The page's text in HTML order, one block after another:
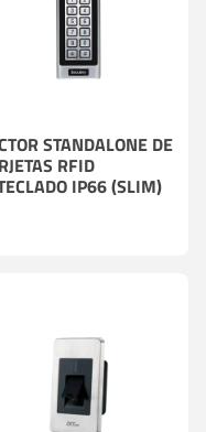
STANDALONE DE
RFID
IP66 (SLIM)